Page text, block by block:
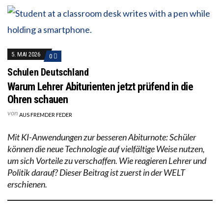
5. MAI 2026 0
Schulen Deutschland
Warum Lehrer Abiturienten jetzt prüfend in die
Ohren schauen
von AUS FREMDER FEDER
Mit KI-Anwendungen zur besseren Abiturnote: Schüler
können die neue Technologie auf vielfältige Weise nutzen,
um sich Vorteile zu verschaffen. Wie reagieren Lehrer und
Politik darauf? Dieser Beitrag ist zuerst in der WELT
erschienen.